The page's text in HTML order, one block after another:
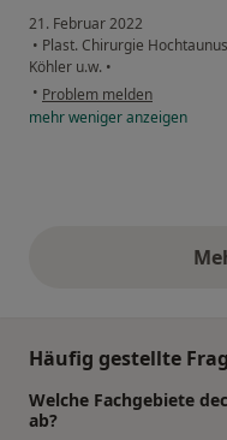
21. Februar 2022
• Plast. Chirurgie
Köhler u.w. •
• Problem melden
mehrwenigeranzeigen
Häufig gestellte
Welche Fachgebiete
ab?